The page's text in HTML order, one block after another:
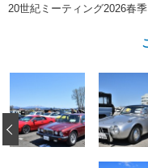
カーメーカー「旧車」関連
イベント
20世紀ミーティング2026春
‹